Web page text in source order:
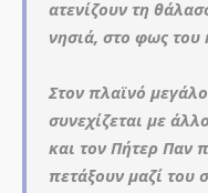
ατενίζουν τη
νησιά, στο φως του
Στον πλαϊνό
συνεχίζεται με
και τον Πήτερ Παν
πετάξουν μαζί του